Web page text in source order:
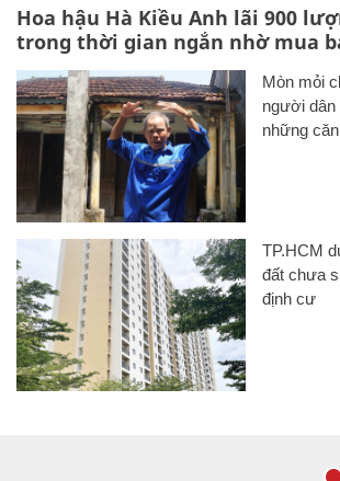
Hoa hậu Hà Kiều Anh lãi 900
trong thời gian ngắn nhờ mua
Mòn mỏi
người dân
những
TP.HCM
đất chưa
định cư